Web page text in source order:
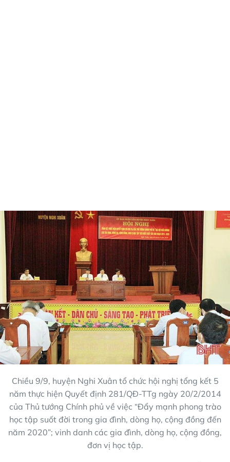
Chiều 9/9, huyện Nghi Xuân tổ chức hội nghị tổng kết 5
năm thực hiện Quyết định 281/QĐ-TTg ngày 20/2/2014
của Thủ tướng Chính phủ về việc “Đẩy mạnh phong trào
học tập suốt đời trong gia đình, dòng họ, cộng đồng đến
năm 2020”; vinh danh các gia đình, dòng họ, cộng đồng,
đơn vị học tập.